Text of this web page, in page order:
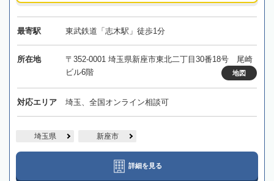
最寄駅 東武鉄道「志木駅」徒歩1分
所在地
〒352-0001 埼玉県新座市東北二丁目30番18号 尾崎
ビル6階
地図
対応エリア 埼玉、全国オンライン相談可
埼玉県 新座市
詳細を見る